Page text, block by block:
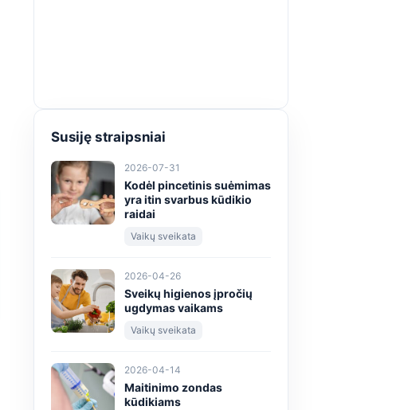
Susiję straipsniai
2026-07-31
Kodėl pincetinis suėmimas
yra itin svarbus kūdikio
raidai
Vaikų sveikata
2026-04-26
Sveikų higienos įpročių
ugdymas vaikams
Vaikų sveikata
2026-04-14
Maitinimo zondas
kūdikiams